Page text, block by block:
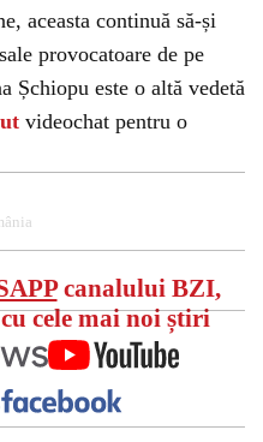
aceasta continuă să-și
provocatoare de pe
Șchiopu este o altă vedetă
videochat pentru o
canalului BZI,
cele mai noi știri